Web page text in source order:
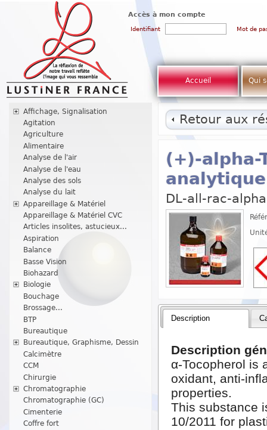
Accès à mon compte
Identifiant Mot de
Accueil Qui
Affichage, Signalisation
Agitation
Agriculture
Alimentaire
Analyse de l'air
Analyse de l'eau
Analyse des sols
Analyse du lait
Appareillage & Matériel
Appareillage & Matériel CVC
Articles insolites, astucieux...
Aspiration
Balance
Basse Vision
Biohazard
Biologie
Bouchage
Brossage...
BTP
Bureautique
Bureautique, Graphisme, Dessin
Calcimètre
CCM
Chirurgie
Chromatographie
Chromatographie (GC)
Cimenterie
Coffre fort
Retour aux
(+)-alpha-
analytique
DL-all-rac-
Description
Description
α-Tocopherol is
oxidant, anti-
properties.
This substance
10/2011 for